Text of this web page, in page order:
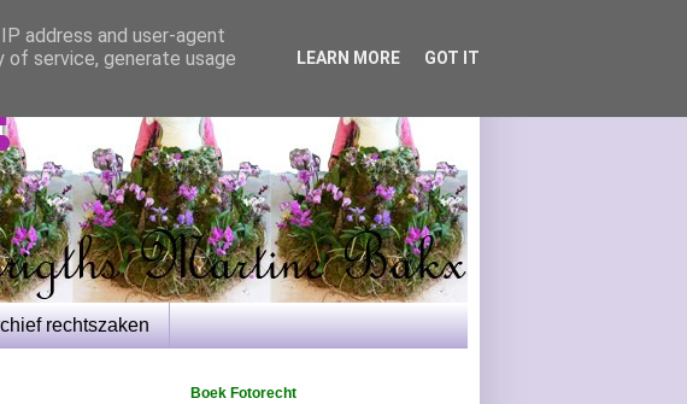
rechtszaken
Boek Fotorecht
address and user-agent
of service, generate usage
LEARN MORE GOT IT